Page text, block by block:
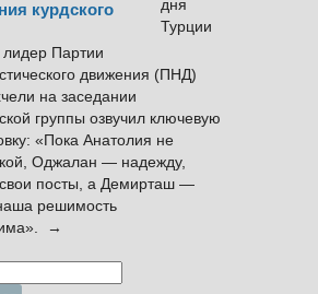
курдского
лидер Партии
движения (ПНД)
на заседании
группы озвучил ключевую
«Пока Анатолия не
Оджалан — надежду,
посты, а Демирташ —
решимость
→